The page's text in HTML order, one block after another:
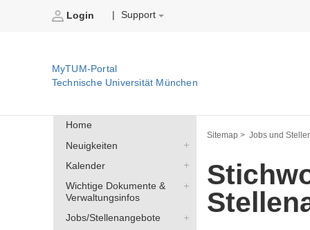
Login Support
MyTUM-Portal
Technische Universität München
Home
Neuigkeiten
Kalender
Wichtige Dokumente &
Verwaltungsinfos
Jobs/Stellenangebote
Sitemap > Jobs und